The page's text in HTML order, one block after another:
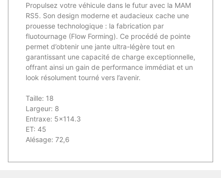
Propulsez votre véhicule dans le futur avec la MAM
RS5. Son design moderne et audacieux cache une
prouesse technologique : la fabrication par
fluotournage (Flow Forming). Ce procédé de pointe
permet d’obtenir une jante ultra-légère tout en
garantissant une capacité de charge exceptionnelle,
offrant ainsi un gain de performance immédiat et un
look résolument tourné vers l’avenir.
Taille: 18
Largeur: 8
Entraxe: 5×114.3
ET: 45
Alésage: 72,6